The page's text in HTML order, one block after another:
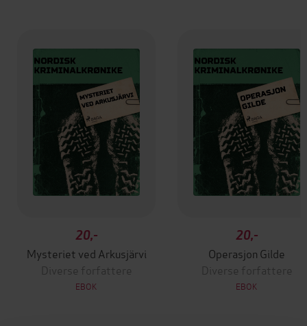
20,-
Mysteriet ved Arkusjärvi
Diverse forfattere
EBOK
20,-
Operasjon Gilde
Diverse forfattere
EBOK